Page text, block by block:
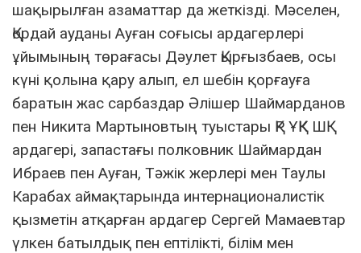
шақырылған азаматтар да жеткізді. Мәселен,
Қордай ауданы Ауған соғысы ардагерлері
ұйымының төрағасы Дәулет Қырғызбаев, осы
күні қолына қару алып, ел шебін қорғауға
баратын жас сарбаздар Әлішер Шаймарданов
пен Никита Мартыновтың туыстары ҚР ҰҚК ШҚ
ардагері, запастағы полковник Шаймардан
Ибраев пен Ауған, Тәжік жерлері мен Таулы
Карабах аймақтарында интернационалистік
қызметін атқарған ардагер Сергей Мамаевтар
үлкен батылдық пен ептілікті, білім мен